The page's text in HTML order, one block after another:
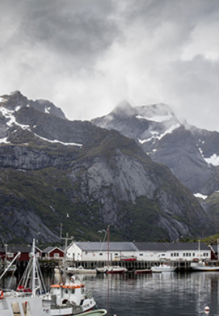
được UNESCO công
núi cao và những thác nước
du thuyền trên vịnh để cảm
quan thiên nhiên tuyệt đẹp
là một trong những nơi có
sản tươi ngon khi ghé thăm
linh kỳ ảo và cực kì lãng mạn.